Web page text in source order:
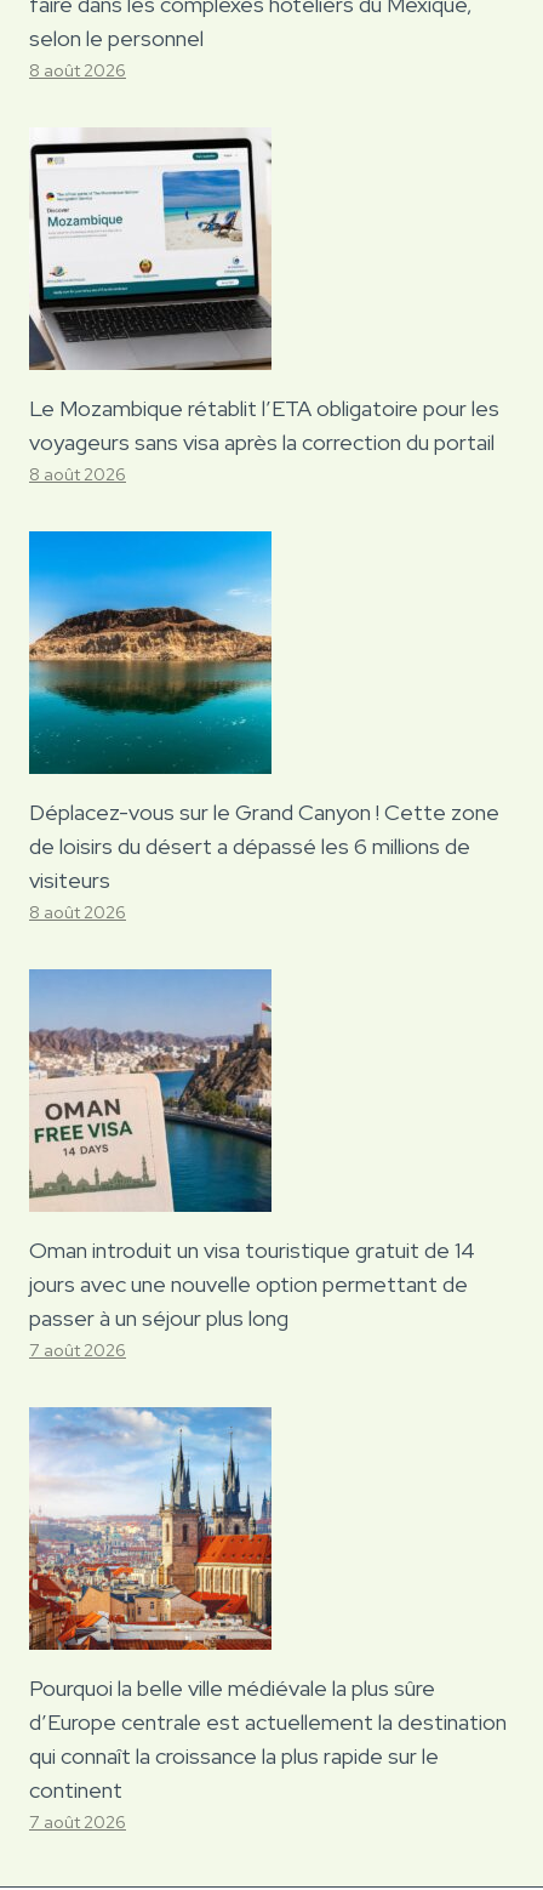
selon le personnel
8 août 2026
Le Mozambique rétablit l’ETA obligatoire pour les
voyageurs sans visa après la correction du portail
8 août 2026
Déplacez-vous sur le Grand Canyon ! Cette zone
de loisirs du désert a dépassé les 6 millions de
visiteurs
8 août 2026
Oman introduit un visa touristique gratuit de 14
jours avec une nouvelle option permettant de
passer à un séjour plus long
7 août 2026
Pourquoi la belle ville médiévale la plus sûre
d’Europe centrale est actuellement la destination
qui connaît la croissance la plus rapide sur le
continent
7 août 2026